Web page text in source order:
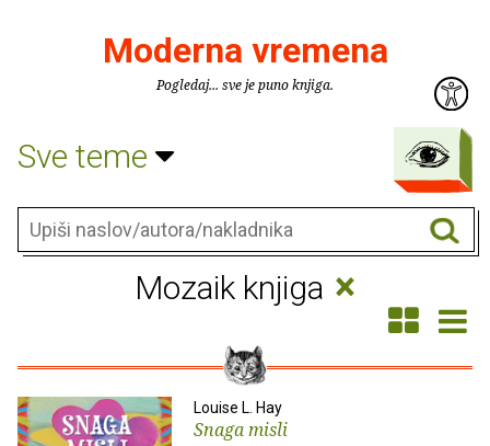
Moderna vremena
Pogledaj... sve je puno knjiga.
Sve teme
Mozaik knjiga ×
Louise L. Hay
Snaga misli